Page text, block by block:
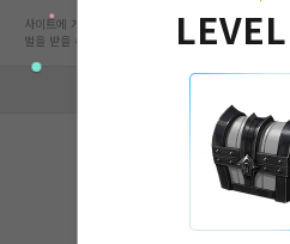
사이트에 게시된 컨텐츠는 저작권자의 권리가 있는
벌을 받을 수 있습니다.